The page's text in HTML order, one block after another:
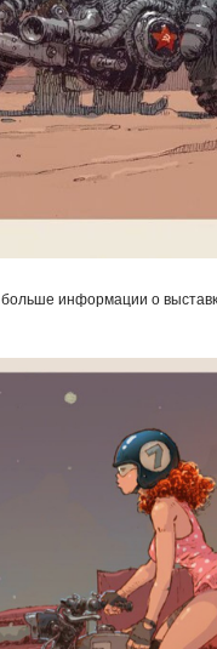
информации о